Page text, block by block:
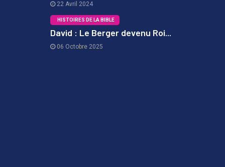
22 Avril 2024
HISTOIRES DE LA BIBLE
David : Le Berger devenu Roi...
06 Octobre 2025